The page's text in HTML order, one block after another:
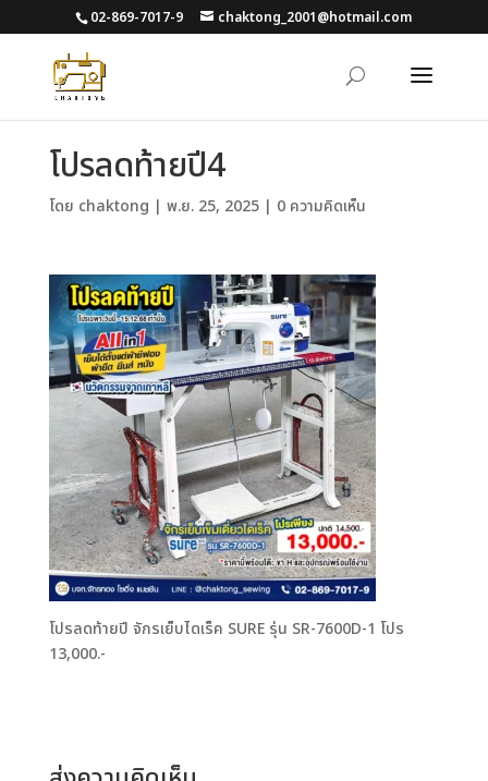
02-869-7017-9 chaktong_2001@hotmail.com
โปรลดท้ายปี4
โดย chaktong | พ.ย. 25, 2025| 0 ความคิดเห็น
โปรลดท้ายปี จักรเย็บไดเร็ค SURE รุ่น SR-7600D-1 โปร
13,000.-